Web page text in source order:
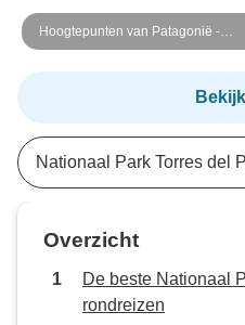
Hoogtepunten van Patagonië -
Bekijk alle hoogtepunten van de
Trek met alleen dagpakketten
Nationaal Park Torres del
Overzicht
De beste Nationaal
rondreizen